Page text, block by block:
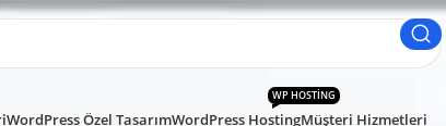
WordPress Özel TasarımWordPress Hosting
WP HOSTING
Müşteri Hizmetleri